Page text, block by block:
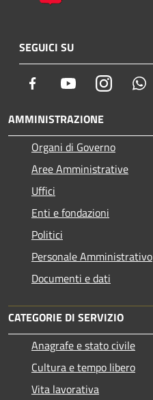
SEGUICI SU
Facebook YoutubeInstagram
AMMINISTRAZIONE
Organi di Governo
Aree Amministrative
Uffici
Enti e fondazioni
Politici
Personale Amministrativo
Documenti e dati
CATEGORIE DI SERVIZIO
Anagrafe e stato civile
Cultura e tempo libero
Vita lavorativa